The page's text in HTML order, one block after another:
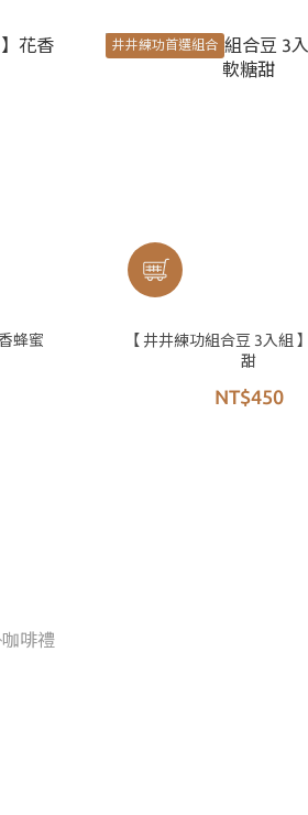
蜂蜜
井井練功首選組合
【 井井練功組合豆 3入組
甜
NT$450